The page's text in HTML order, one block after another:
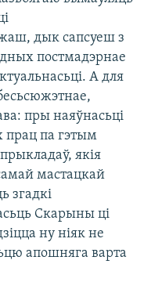
дык сапсуеш з
постмадэрнае
А для
пры наяўнасьці
прац па гэтым
якія
мастацкай
згадкі
Скарыны ці
ну ніяк не
апошняга варта